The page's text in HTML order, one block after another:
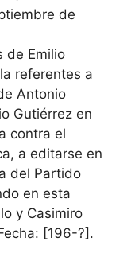
de
de Emilio
referentes a
Antonio
Gutiérrez en
contra el
a editarse en
del Partido
en esta
y Casimiro
[196-?].